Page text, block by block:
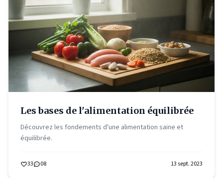
Les bases de l'alimentation équilibrée
Découvrez les fondements d'une alimentation saine et
équilibrée.
33 08 13 sept. 2023